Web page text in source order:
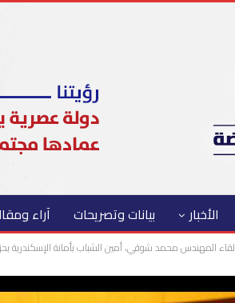
الأخبار بيانات وتصريحات آراء
لقاء المهندس محمد شوقي، أمين الشباب بأمانة الإسكندرية